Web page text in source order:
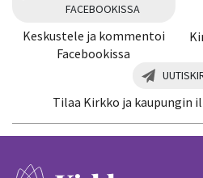
FACEBOOKISSA
Keskustele ja kommentoi
Facebookissa
Tilaa Kirkko ja kaupungin